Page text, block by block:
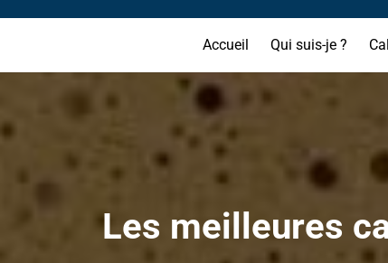
Accueil Qui suis-je ?
Les meilleures